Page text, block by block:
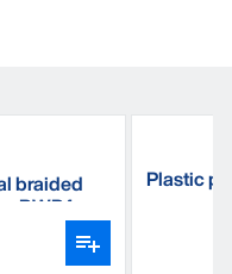
braided
BWP4
Plastic